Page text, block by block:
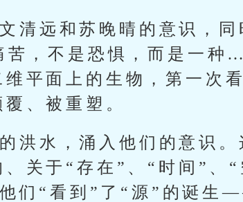
清远和苏晚晴的意识，同
苦，不是恐惧，而是一
平面上的生物，第一次
、被重塑。
洪水，涌入他们的意识。
关于“存在”、“时间”、“
们“看到”了“源”的诞生